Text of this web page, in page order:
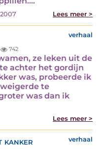
Lees meer >
verhaal
742
ze leken uit de
achter het gordijn
was, probeerde ik
te
was dan ik
Lees meer >
kanker verhaal